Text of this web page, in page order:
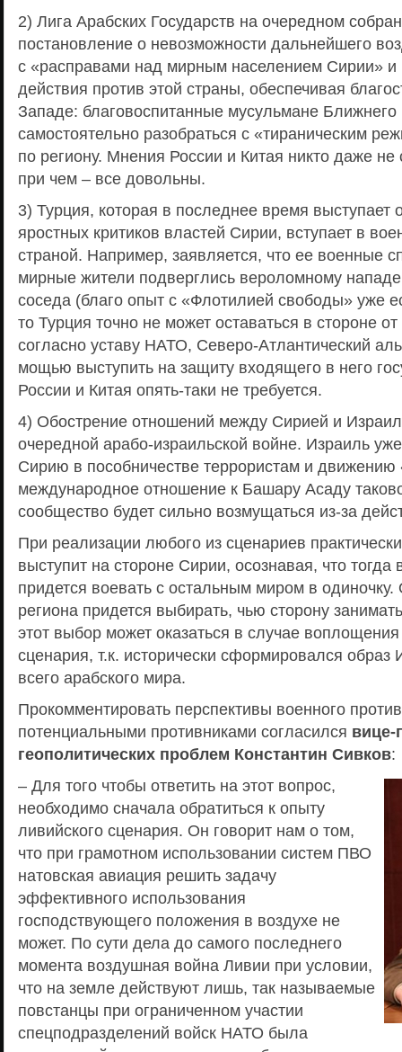
2) Лига Арабских Государств на очередном
постановление о невозможности дальнейшего
с «расправами над мирным населением Сирии» и
действия против этой страны, обеспечивая
Западе: благовоспитанные мусульмане
самостоятельно разобраться с «тираническим
по региону. Мнения России и Китая никто даже
при чем – все довольны.
3) Турция, которая в последнее время выступает
яростных критиков властей Сирии, вступает в
страной. Например, заявляется, что ее военные
мирные жители подверглись вероломному
соседа (благо опыт с «Флотилией свободы» уже
то Турция точно не может оставаться в стороне
согласно уставу НАТО, Северо-Атлантический
мощью выступить на защиту входящего в него
России и Китая опять-таки не требуется.
4) Обострение отношений между Сирией и
очередной арабо-израильской войне. Израиль
Сирию в пособничестве террористам и движению
международное отношение к Башару Асаду
сообщество будет сильно возмущаться из-за
При реализации любого из сценариев
выступит на стороне Сирии, осознавая, что
придется воевать с остальным миром в
региона придется выбирать, чью сторону
этот выбор может оказаться в случае воплощения
сценария, т.к. исторически сформировался образ
всего арабского мира.
Прокомментировать перспективы военного
потенциальными противниками согласился вице-
геополитических проблем Константин Сивков:
– Для того чтобы ответить на этот вопрос,
необходимо сначала обратиться к опыту
ливийского сценария. Он говорит нам о том,
что при грамотном использовании систем ПВО
натовская авиация решить задачу
эффективного использования
господствующего положения в воздухе не
может. По сути дела до самого последнего
момента воздушная война Ливии при условии,
что на земле действуют лишь, так называемые
повстанцы при ограниченном участии
спецподразделений войск НАТО была